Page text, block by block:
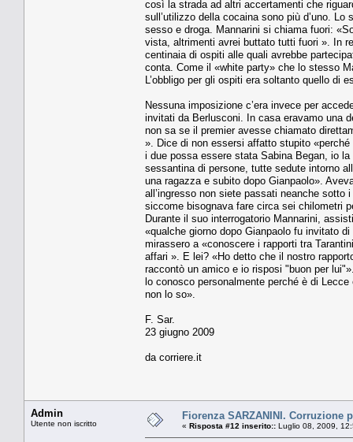
così la strada ad altri accertamenti che
sull’utilizzo della cocaina sono più d’uno.
sesso e droga. Mannarini si chiama fuori:
vista, altrimenti avrei buttato tutti fuori ». In
centinaia di ospiti alle quali avrebbe
conta. Come il «white party» che lo stesso
L’obbligo per gli ospiti era soltanto quello di
Nessuna imposizione c’era invece per
invitati da Berlusconi. In casa eravamo una
non sa se il premier avesse chiamato
». Dice di non essersi affatto stupito
i due possa essere stata Sabina Began, io
sessantina di persone, tutte sedute intorno
una ragazza e subito dopo Gianpaolo».
all’ingresso non siete passati neanche
siccome bisognava fare circa sei chilometri
Durante il suo interrogatorio Mannarini,
«qualche giorno dopo Gianpaolo fu invitato
mirassero a «conoscere i rapporti tra
affari ». E lei? «Ho detto che il nostro
raccontò un amico e io risposi "buon per
lo conosco personalmente perché è di
non lo so».
F. Sar.
23 giugno 2009
da corriere.it
Admin
Utente non iscritto
Fiorenza SARZANINI. Corruzione
« Risposta #12 inserito:: Luglio 08, 2009,